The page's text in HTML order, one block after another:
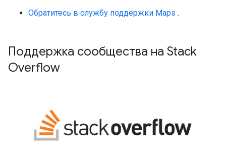
Обратитесь в службу поддержки Maps .
Поддержка сообщества на Stack
Overflow